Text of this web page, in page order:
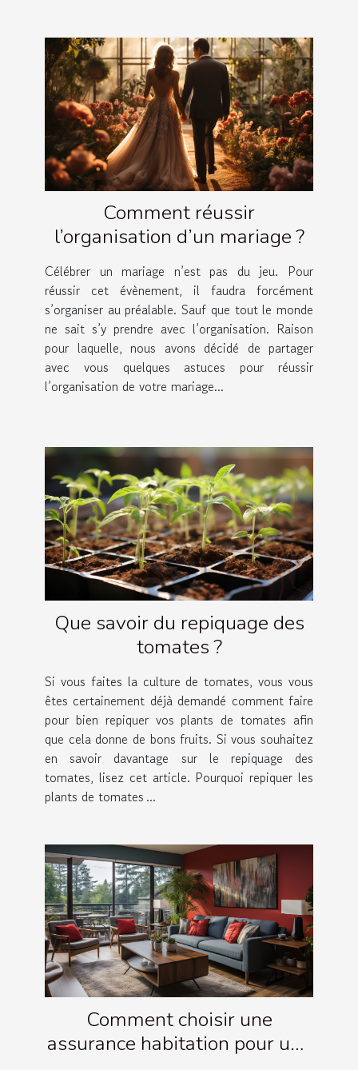
Comment réussir
l’organisation d’un mariage ?
Célébrer un mariage n’est pas du jeu. Pour
réussir cet évènement, il faudra forcément
s’organiser au préalable. Sauf que tout le monde
ne sait s’y prendre avec l’organisation. Raison
pour laquelle, nous avons décidé de partager
avec vous quelques astuces pour réussir
l’organisation de votre mariage...
Que savoir du repiquage des
tomates ?
Si vous faites la culture de tomates, vous vous
êtes certainement déjà demandé comment faire
pour bien repiquer vos plants de tomates afin
que cela donne de bons fruits. Si vous souhaitez
en savoir davantage sur le repiquage des
tomates, lisez cet article. Pourquoi repiquer les
plants de tomates ...
Comment choisir une
assurance habitation pour une